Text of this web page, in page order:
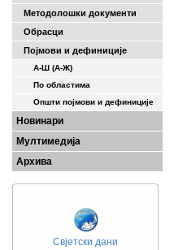
Методолошки документи
Обрасци
Појмови и дефиниције
А-Ш (A-Ж)
По областима
Општи појмови и дефиниције
Новинари
Мултимедија
Архива
Свјетски дани